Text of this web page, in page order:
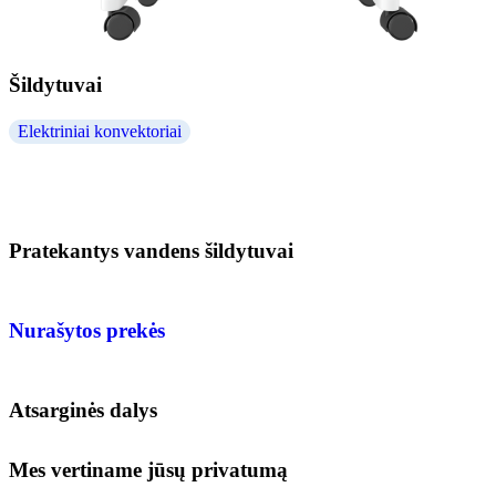
Šildytuvai
Elektriniai konvektoriai
Pratekantys vandens šildytuvai
Nurašytos prekės
Atsarginės dalys
Mes vertiname jūsų privatumą